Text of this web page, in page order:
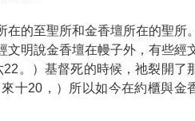
的至聖所和金香壇所在的聖所。
文明說金香壇在幔子外，有些經
。）基督死的時候，祂裂開了
十20，）所以如今在約櫃與金